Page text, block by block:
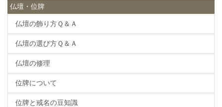
仏壇・位牌
仏壇の飾り方Ｑ＆Ａ
仏壇の選び方Ｑ＆Ａ
仏壇の修理
位牌について
位牌と戒名の豆知識